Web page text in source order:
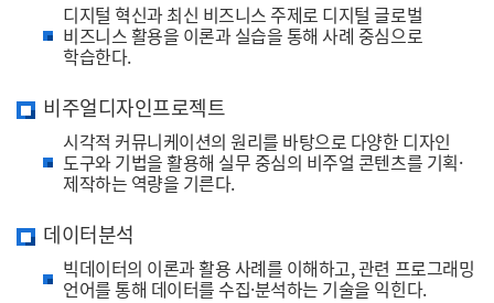
디지털 혁신과 최신 비즈니스 주제로 디지털 글로벌
비즈니스 활용을 이론과 실습을 통해 사례 중심으로
학습한다.
비주얼디자인프로젝트
시각적 커뮤니케이션의 원리를 바탕으로 다양한 디자인
도구와 기법을 활용해 실무 중심의 비주얼 콘텐츠를 기획·
제작하는 역량을 기른다.
데이터분석
빅데이터의 이론과 활용 사례를 이해하고, 관련 프로그래밍
언어를 통해 데이터를 수집·분석하는 기술을 익힌다.